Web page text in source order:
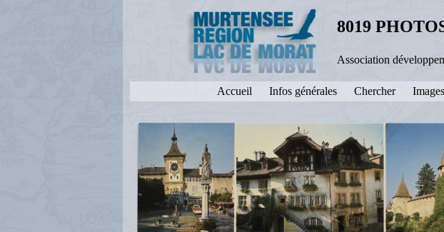
8019
Association
Accueil Infos générales Chercher